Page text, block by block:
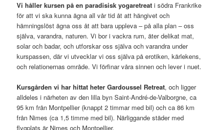
Vi håller kursen på en paradisisk yogaretreat i södra Frankrike
för att vi ska kunna ägna all vår tid åt att hängivet och
hämningslöst ägna oss åt att bara uppleva – på alla plan – oss
själva, varandra, naturen. Vi bor i vackra rum, äter delikat mat,
solar och badar, och utforskar oss själva och varandra under
kurspassen, där vi utvecklar vi oss själva på erotiken, kärlekens,
och relationernas område. Vi förfinar våra sinnen och lever i nuet.
Kursgården vi har hittat heter Gardoussel Retreat, och ligger
alldeles i närheten av den lilla byn Saint-André-de-Valborgne, ca
95 km från Montpellier (knappt 2 timmar med bil) och ca 86 km
från Nimes (ca 1,5 timme med bil). Närliggande städer med
flygplats är Nimes och Montpellier.